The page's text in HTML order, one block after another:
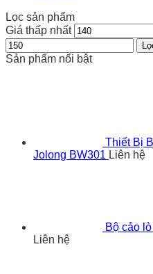
Lọc sản phẩm
Giá thấp nhất
Sản phẩm nổi bật
Thiết Bị
Jolong BW301 Liên hệ
Bộ cảo
Liên hệ